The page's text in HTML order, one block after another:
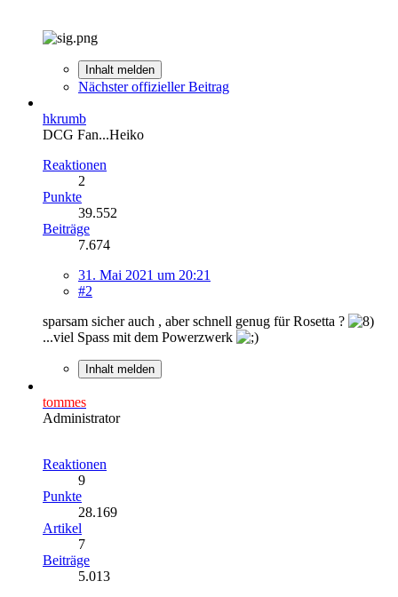
Inhalt melden
Nächster offizieller Beitrag
hkrumb
DCG Fan...Heiko
Reaktionen
2
Punkte
39.552
Beiträge
7.674
31. Mai 2021 um 20:21
#2
sparsam sicher auch , aber schnell genug für Rosetta ?
...viel Spass mit dem Powerzwerk
Inhalt melden
tommes
Administrator
Reaktionen
9
Punkte
28.169
Artikel
7
Beiträge
5.013